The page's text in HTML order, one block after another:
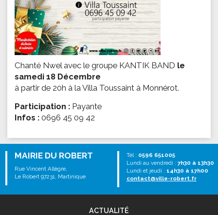
Chanté Nwel avec le groupe KANTIK BAND le
samedi 18 Décembre
à partir de 20h à la Villa Toussaint à Monnérot.
Participation : Payante
Infos : 0696 45 09 42
MAIRIE DU ROBERT
Rue Vincent Allègre,
Le Robert 97231, Martinique
Tél : 0596 651005
Lundi au vendredi : 7h30 à 13h30
Lundi et jeudi : 14h30 à 17h00
contact@ville-robert.fr
ACTUALITÉ